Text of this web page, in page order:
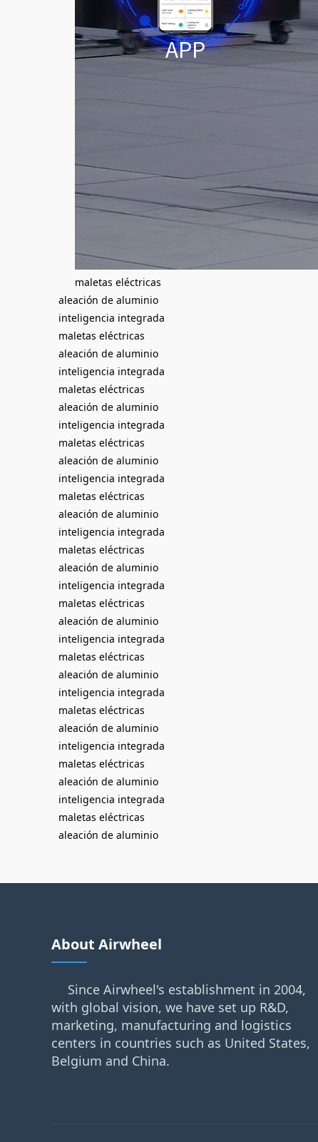
maletas eléctricas
aleación de aluminio
inteligencia integrada
maletas eléctricas
aleación de aluminio
inteligencia integrada
maletas eléctricas
aleación de aluminio
inteligencia integrada
maletas eléctricas
aleación de aluminio
inteligencia integrada
maletas eléctricas
aleación de aluminio
inteligencia integrada
maletas eléctricas
aleación de aluminio
inteligencia integrada
maletas eléctricas
aleación de aluminio
inteligencia integrada
maletas eléctricas
aleación de aluminio
inteligencia integrada
maletas eléctricas
aleación de aluminio
inteligencia integrada
maletas eléctricas
aleación de aluminio
inteligencia integrada
maletas eléctricas
aleación de aluminio
About Airwheel
Since Airwheel's establishment in 2004,
with global vision, we have set up R&D,
marketing, manufacturing and logistics
centers in countries such as United States,
Belgium and China.